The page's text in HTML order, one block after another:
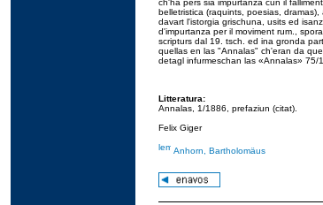
ch'ha pers sia impurtanza cun il
belletristica (raquints, poesias,
davart l'istorgia grischuna, usits ed
d'impurtanza per il moviment rum.,
scripturs dal 19. tsch. ed ina gronda
quellas en las "Annalas" ch'eran da
detagl infurmeschan las «Annalas» 75/
Litteratura:
Annalas, 1/1886, prefaziun (citat).
Felix Giger
Anhorn, Bartholomäus